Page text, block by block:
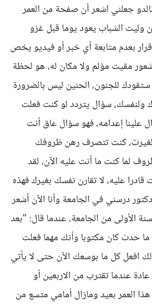
جعلني اشعر أن صفحة من العمر
وليت الشباب يعود يوما قبل غزو
بعدم متابعة أي خبر أو فيديو يخص
مقيت مؤلم ولا مكان له، هو لحظة
للجنون، الحنين ليس بالضرورة
ولنفسك، سؤال يتردد لو كنت فعلت
علينا إعدامه، فهو سؤال عاق أنت
كنت تتصرف رهن ظروفك
لما كنت ما أنت عليه الآن، لقد
عليه، لا تقارن نفسك بغيرك فهذه
دكتور درسني في الجامعة وأنا الآن أشعر
الأولى من الجامعة، عندما قال: "بعد
حدث كان مكتوبا وأنك مهما فعلت
افعل كل ما بوسعك الآن حتى لا يأتي
عندما تقترب من الاربعين أو
العمر بعيد ومازال أمامي متسع من